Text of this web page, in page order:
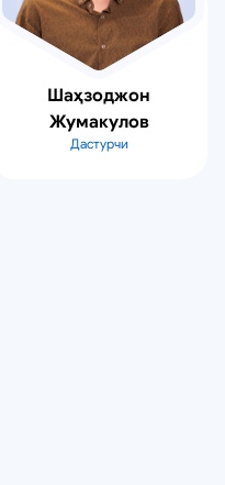
Шаҳзоджон
Жумакулов
Дастурчи